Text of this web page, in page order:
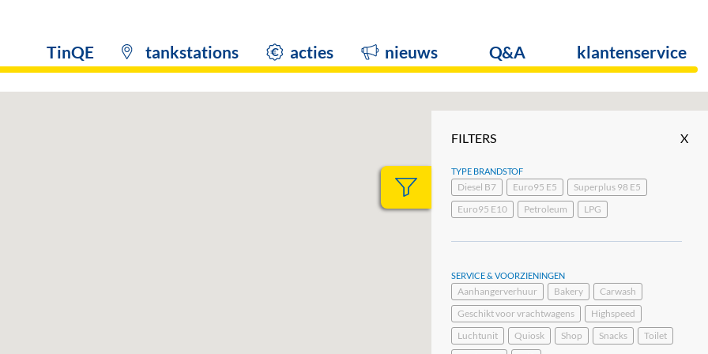
TinQE tankstations acties nieuws Q&A klantenservice
FILTERS X
TYPE BRANDSTOF
Diesel B7 Euro95 E5
Superplus 98 E5
Euro95 E10
Petroleum LPG
SERVICE & VOORZIENINGEN
Aanhangerverhuur Bakery
Carwash
Geschikt voor vrachtwagens
Highspeed
Luchtunit
Quiosk Shop Snacks
Toilet